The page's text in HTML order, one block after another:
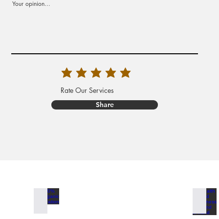
Your opinion...
Rate Our Services
Share
100% Organic Generation